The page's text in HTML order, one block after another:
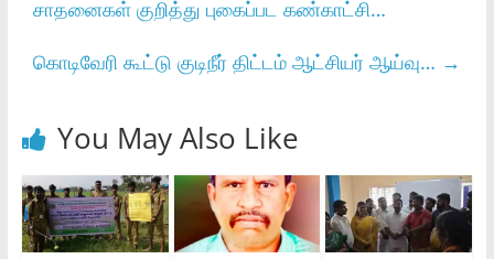
சாதனைகள் குறித்து புகைப்பட கண்காட்சி…
கொடிவேரி கூட்டு குடிநீர் திட்டம் ஆட்சியர் ஆய்வு… →
You May Also Like